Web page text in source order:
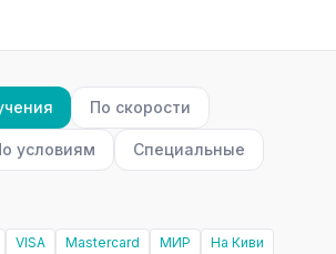
По скорости
условиям Специальные
VISA Mastercard МИР
На Киви